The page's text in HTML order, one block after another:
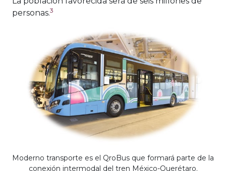
personas.3
Moderno transporte es el QroBus que formará parte de la
conexión intermodal del tren México-Querétaro.